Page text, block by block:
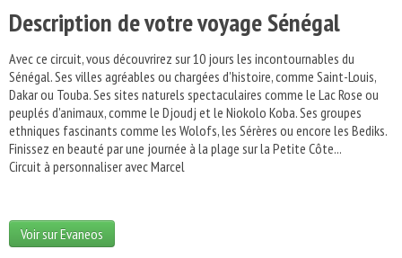
Description de votre voyage Sénégal
Avec ce circuit, vous découvrirez sur 10 jours les incontournables du
Sénégal. Ses villes agréables ou chargées d'histoire, comme Saint-Louis,
Dakar ou Touba. Ses sites naturels spectaculaires comme le Lac Rose ou
peuplés d'animaux, comme le Djoudj et le Niokolo Koba. Ses groupes
ethniques fascinants comme les Wolofs, les Sérères ou encore les Bediks.
Finissez en beauté par une journée à la plage sur la Petite Côte...
Circuit à personnaliser avec Marcel
Voir sur Evaneos